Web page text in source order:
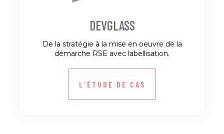
DEVGLASS
De la stratégie à la mise en oeuvre de la
démarche RSE avec labellisation.
L'ÉTUDE DE CAS